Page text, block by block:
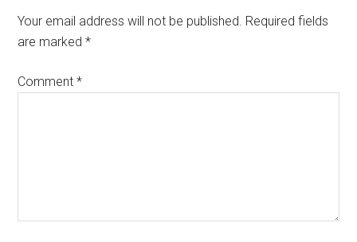
Your email address will not be published. Required fields
are marked*
Comment*